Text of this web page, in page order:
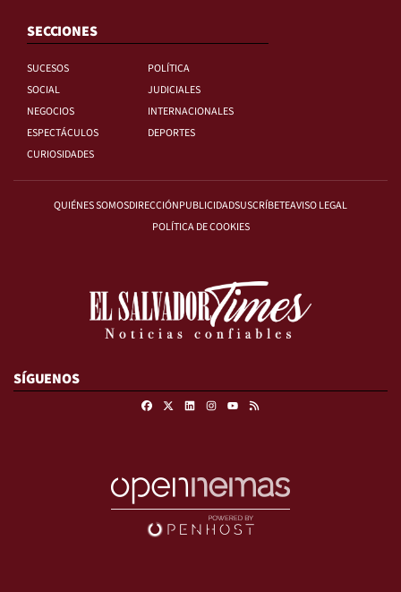
SECCIONES
SUCESOS
POLÍTICA
SOCIAL
JUDICIALES
NEGOCIOS
INTERNACIONALES
ESPECTÁCULOS
DEPORTES
CURIOSIDADES
QUIÉNES SOMOSDIRECCIÓNPUBLICIDADSUSCRÍBETEAVISO LEGAL
POLÍTICA DE COOKIES
SÍGUENOS
FacebookLinkedinInstagram